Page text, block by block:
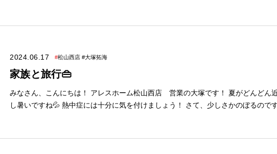
ください♪ 詳しくはイベント情報をご覧ください✨ ↓最新イベント情報は下の画像をクリック↓ ■このスタッ
2024.06.17 #松山西店 #大塚拓海
家族と旅行👜
みなさん、こんにちは！ アレスホーム松山西店 営業の大塚です！ 夏がどんどん近づいてきて、 最近は蒸
し暑いですね💦 熱中症には十分に気を付けましょう！ さて、少しさかのぼるのですが ゴールデンウィーク